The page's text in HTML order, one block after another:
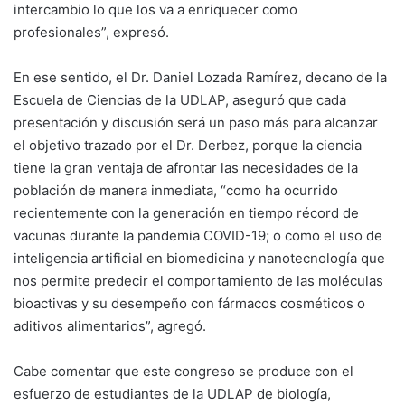
intercambio lo que los va a enriquecer como
profesionales”, expresó.
En ese sentido, el Dr. Daniel Lozada Ramírez, decano de la
Escuela de Ciencias de la UDLAP, aseguró que cada
presentación y discusión será un paso más para alcanzar
el objetivo trazado por el Dr. Derbez, porque la ciencia
tiene la gran ventaja de afrontar las necesidades de la
población de manera inmediata, “como ha ocurrido
recientemente con la generación en tiempo récord de
vacunas durante la pandemia COVID-19; o como el uso de
inteligencia artificial en biomedicina y nanotecnología que
nos permite predecir el comportamiento de las moléculas
bioactivas y su desempeño con fármacos cosméticos o
aditivos alimentarios”, agregó.
Cabe comentar que este congreso se produce con el
esfuerzo de estudiantes de la UDLAP de biología,